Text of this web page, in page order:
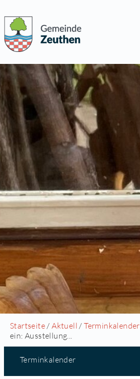
Startseite /Aktuell /Terminkalender
ein: Ausstellung...
Terminkalender